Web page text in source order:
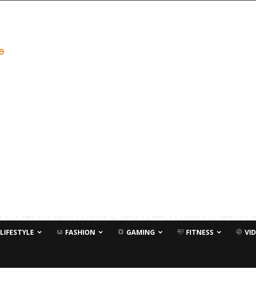
LIFESTYLE FASHION GAMING FITNESS